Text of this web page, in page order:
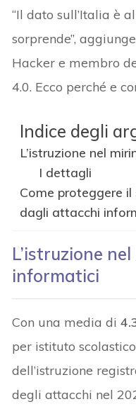
“Il dato sull’Italia è
sorprende”, aggiunge
Hacker e membro
4.0. Ecco perché e
Indice degli
L’istruzione nel
I dettagli
Come proteggere
dagli attacchi
L’istruzione
informatici
Con una media di
per istituto scolastico
dell’istruzione
degli attacchi nel